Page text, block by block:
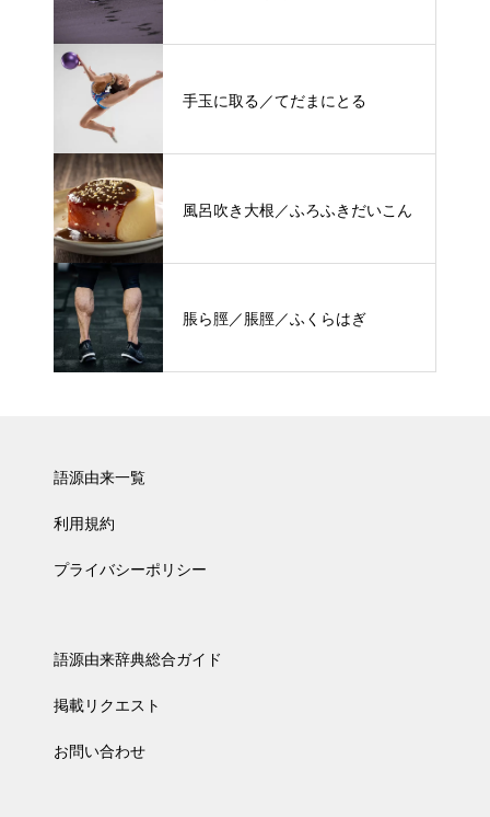
手玉に取る／てだまにとる
風呂吹き大根／ふろふきだいこん
脹ら脛／脹脛／ふくらはぎ
語源由来一覧
利用規約
プライバシーポリシー
語源由来辞典総合ガイド
掲載リクエスト
お問い合わせ